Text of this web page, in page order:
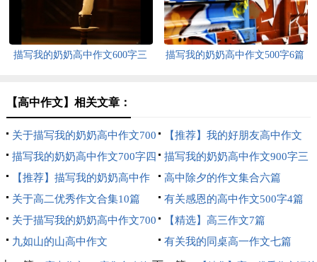
描写我的奶奶高中作文600字三
描写我的奶奶高中作文500字6篇
【高中作文】相关文章：
关于描写我的奶奶高中作文700
字三篇
【推荐】我的好朋友高中作文
400字4篇
描写我的奶奶高中作文700字四
篇
描写我的奶奶高中作文900字三
篇
【推荐】描写我的奶奶高中作
文700字四篇
高中除夕的作文集合六篇
关于高二优秀作文合集10篇
有关感恩的高中作文500字4篇
关于描写我的奶奶高中作文700
字合集七篇
【精选】高三作文7篇
九如山的山高中作文
有关我的同桌高一作文七篇